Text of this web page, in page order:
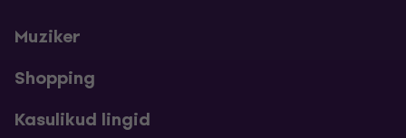
Muziker
Shopping
Kasulikud lingid